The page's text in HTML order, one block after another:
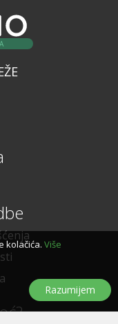
kolačića. Više
Razumijem